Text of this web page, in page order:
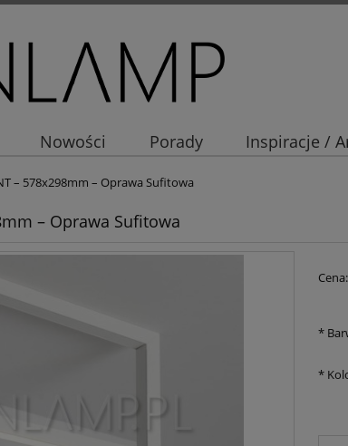
Nowości Porady Inspiracje /
– 578x298mm – Oprawa Sufitowa
– Oprawa Sufitowa
Cena:
*
*